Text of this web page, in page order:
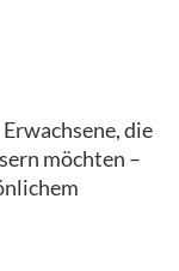
die
möchten –